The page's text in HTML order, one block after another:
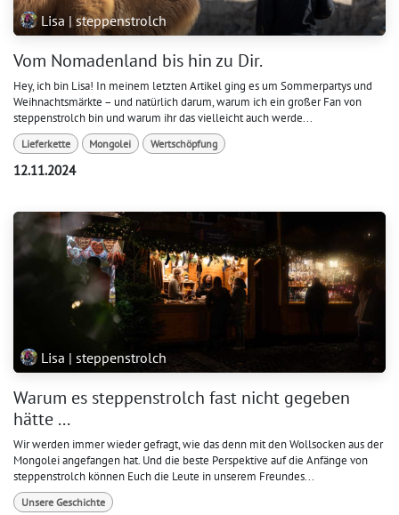
Lisa | steppenstrolch
Vom Nomadenland bis hin zu Dir.
Hey, ich bin Lisa! In meinem letzten Artikel ging es um Sommerpartys und
Weihnachtsmärkte – und natürlich darum, warum ich ein großer Fan von
steppenstrolch bin und warum ihr das vielleicht auch werde...
Lieferkette Mongolei Wertschöpfung
12.11.2024
Lisa | steppenstrolch
Warum es steppenstrolch fast nicht gegeben
hätte ...
Wir werden immer wieder gefragt, wie das denn mit den Wollsocken aus der
Mongolei angefangen hat. Und die beste Perspektive auf die Anfänge von
steppenstrolch können Euch die Leute in unserem Freundes...
Unsere Geschichte